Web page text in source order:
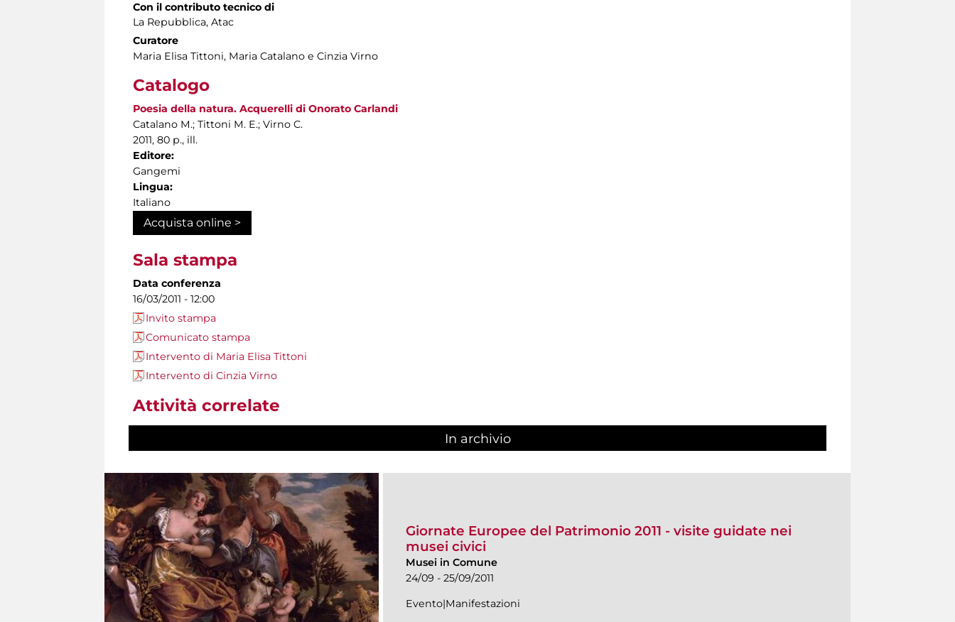
Con il contributo tecnico di
La Repubblica, Atac
Curatore
Maria Elisa Tittoni, Maria Catalano e Cinzia Virno
Catalogo
Poesia della natura. Acquerelli di Onorato Carlandi
Catalano M.; Tittoni M. E.; Virno C.
2011, 80 p., ill.
Editore:
Gangemi
Lingua:
Italiano
Acquista online >
Sala stampa
Data conferenza
16/03/2011 - 12:00
Invito stampa
Comunicato stampa
Intervento di Maria Elisa Tittoni
Intervento di Cinzia Virno
Attività correlate
In archivio
Giornate Europee del Patrimonio 2011 - visite guidate nei
musei civici
Musei in Comune
24/09 - 25/09/2011
Evento|Manifestazioni